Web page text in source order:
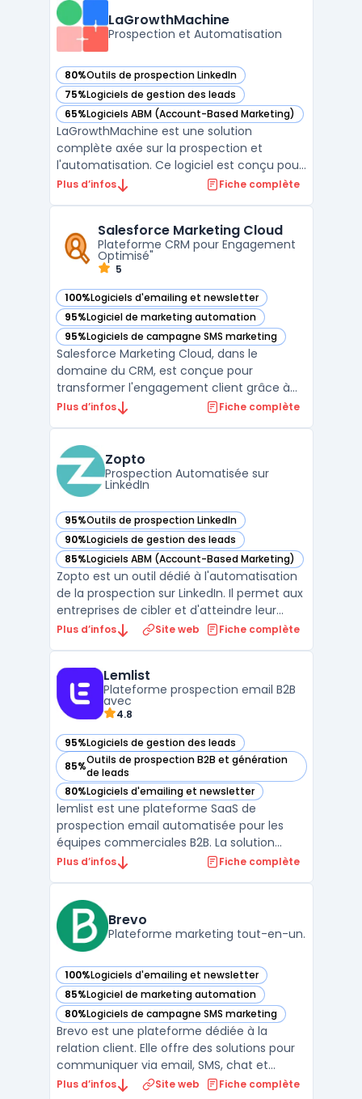
pour le marketing de ses clients, incluant
des campagnes de m ...
LaGrowthMachine
Prospection et Automatisation
80%Outils de prospection LinkedIn
— voir LaGrowthMachine dans cette catégorie
75%Logiciels de gestion des leads
— voir LaGrowthMachine dans cette catégorie
65%Logiciels ABM (Account-Based Marketing)
— voir LaGrowthMachine dans cette catégorie
LaGrowthMachine est une solution
complète axée sur la prospection et
l'automatisation. Ce logiciel est conçu pour
aider les entreprises à engager leurs
distingue par sa capacité à intégrer
plusieurs outils, permettant ...
Plus d’infos Fiche complète
Salesforce Marketing Cloud
Plateforme CRM pour Engagement
Optimisé"
5
100%Logiciels d'emailing et newsletter
— voir Salesforce Marketing Cloud dans cette catégorie
95%Logiciel de marketing automation
— voir Salesforce Marketing Cloud dans cette catégorie
95%Logiciels de campagne SMS marketing
— voir Salesforce Marketing Cloud dans cette catégorie
Salesforce Marketing Cloud, dans le
domaine du CRM, est conçue pour
transformer l'engagement client grâce à
des stratégies personnalisées et des
Plans pour l'engagement client Salesforce",
cette plateforme permet aux ...
Plus d’infos Fiche complète
Zopto
Prospection Automatisée sur
LinkedIn
95%Outils de prospection LinkedIn
— voir Zopto dans cette catégorie
90%Logiciels de gestion des leads
— voir Zopto dans cette catégorie
85%Logiciels ABM (Account-Based Marketing)
— voir Zopto dans cette catégorie
Zopto est un outil dédié à l'automatisation
de la prospection sur LinkedIn. Il permet aux
entreprises de cibler et d'atteindre leur
audience idéale de manière
programmation de messages, le suivi des
performances et l'intégrati ...
Plus d’infos Site web Fiche complète
Lemlist
Plateforme prospection email B2B
avec
4.8
95%Logiciels de gestion des leads
— voir Lemlist dans cette catégorie
85%Outils de prospection B2B et génération
de leads
— voir Lemlist dans cette catégorie
80%Logiciels d'emailing et newsletter
— voir Lemlist dans cette catégorie
lemlist est une plateforme SaaS de
prospection email automatisée pour les
équipes commerciales B2B. La solution
centralise l'engagement multichanale :
l'outil.lemlist enrichit les contacts via une
base de 600 mi ...
Plus d’infos Fiche complète
Brevo
Plateforme marketing tout-en-un.
100%Logiciels d'emailing et newsletter
— voir Brevo dans cette catégorie
85%Logiciel de marketing automation
— voir Brevo dans cette catégorie
80%Logiciels de campagne SMS marketing
— voir Brevo dans cette catégorie
Brevo est une plateforme dédiée à la
relation client. Elle offre des solutions pour
communiquer via email, SMS, chat et
d'autres canaux. L'objectif principal est de
Plus d’infos Site web Fiche complète